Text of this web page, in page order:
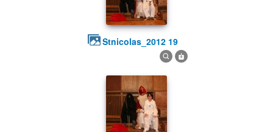
stnicolas_2012 19